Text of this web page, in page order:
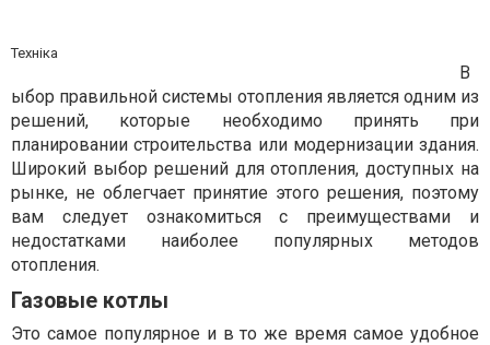
Техніка
В
ыбор правильной системы отопления является одним из
решений, которые необходимо принять при
планировании строительства или модернизации здания.
Широкий выбор решений для отопления, доступных на
рынке, не облегчает принятие этого решения, поэтому
вам следует ознакомиться с преимуществами и
недостатками наиболее популярных методов
отопления.
Газовые котлы
Это самое популярное и в то же время самое удобное